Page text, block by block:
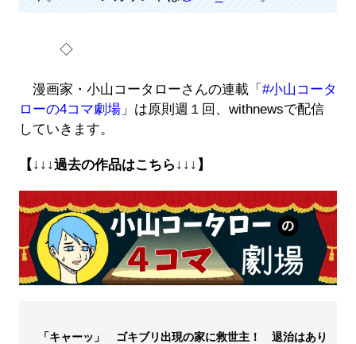
◇
漫画家・小山コータローさんの連載「 #小山コータ
ローの4コマ劇場」は原則週１回、withnewsで配信
していきます。
【↓↓↓過去の作品はこちら↓↓↓】
「キャーッ」 ゴキブリ出現の家に救世主！ 退治はあり